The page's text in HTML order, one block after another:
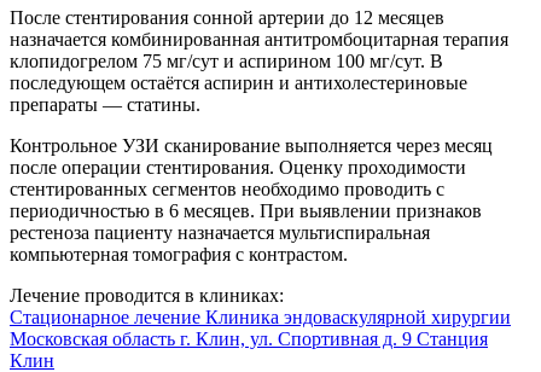
После стентирования сонной артерии до 12 месяцев
назначается комбинированная антитромбоцитарная терапия
клопидогрелом 75 мг/сут и аспирином 100 мг/сут. В
последующем остаётся аспирин и антихолестериновые
препараты — статины.
Контрольное УЗИ сканирование выполняется через месяц
после операции стентирования. Оценку проходимости
стентированных сегментов необходимо проводить с
периодичностью в 6 месяцев. При выявлении признаков
рестеноза пациенту назначается мультиспиральная
компьютерная томография с контрастом.
Лечение проводится в клиниках:
Стационарное лечение Клиника эндоваскулярной хирургии
Московская область г. Клин, ул. Спортивная д. 9 Станция
Клин